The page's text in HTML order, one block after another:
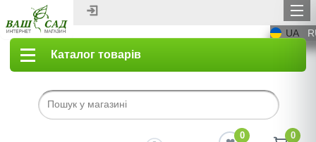
UA
Каталог товарів
0 0